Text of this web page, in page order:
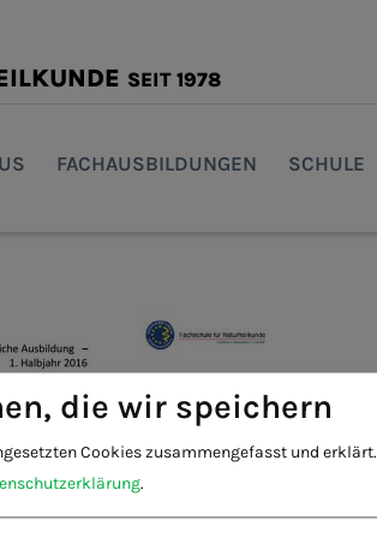
SEIT 1978
FACHAUSBILDUNGEN SCHULE
die wir speichern
Cookies zusammengefasst und erklärt.
.